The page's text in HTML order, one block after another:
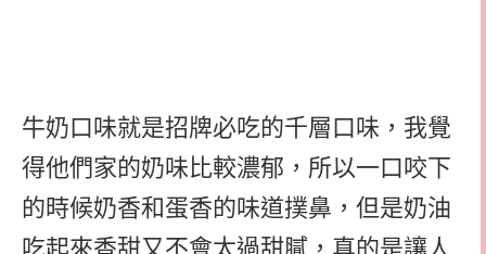
牛奶口味就是招牌必吃的千層口味，我覺
得他們家的奶味比較濃郁，所以一口咬下
的時候奶香和蛋香的味道撲鼻，但是奶油
吃起來香甜又不會太過甜膩，真的是讓人